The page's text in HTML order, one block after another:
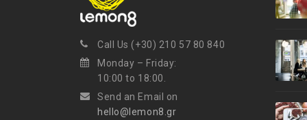
Call Us (+30) 210 57 80 840
Monday – Friday:
10:00 to 18:00.
Send an Email on
hello@lemon8.gr